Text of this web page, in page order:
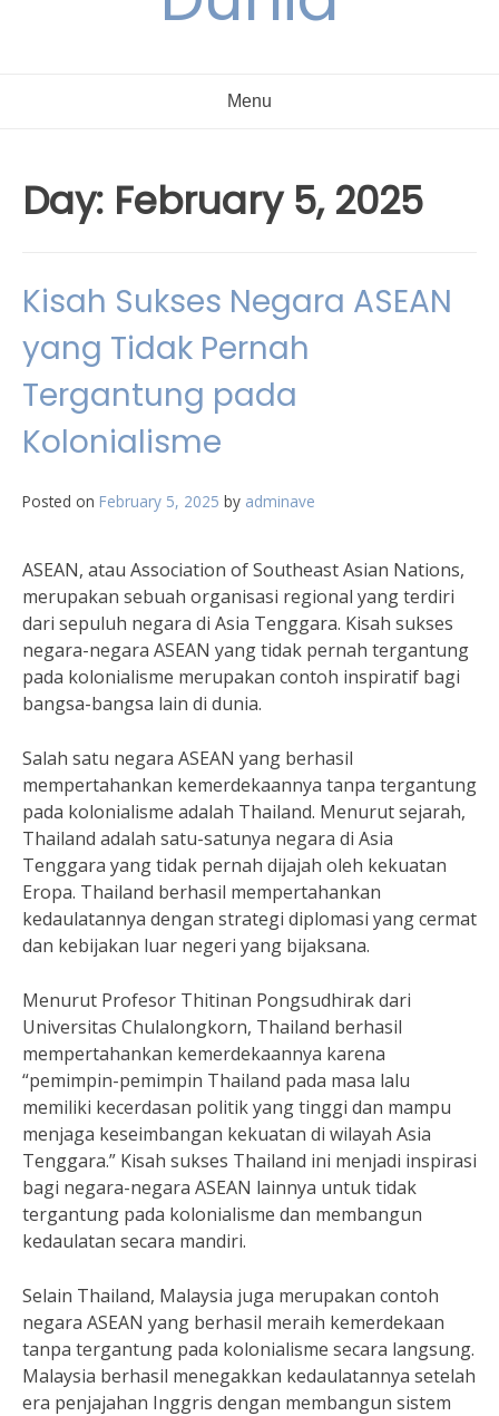
Menu
Day: February 5, 2025
Kisah Sukses Negara ASEAN
yang Tidak Pernah
Tergantung pada
Kolonialisme
Posted on February 5, 2025 by adminave
ASEAN, atau Association of Southeast Asian Nations,
merupakan sebuah organisasi regional yang terdiri
dari sepuluh negara di Asia Tenggara. Kisah sukses
negara-negara ASEAN yang tidak pernah tergantung
pada kolonialisme merupakan contoh inspiratif bagi
bangsa-bangsa lain di dunia.
Salah satu negara ASEAN yang berhasil
mempertahankan kemerdekaannya tanpa tergantung
pada kolonialisme adalah Thailand. Menurut sejarah,
Thailand adalah satu-satunya negara di Asia
Tenggara yang tidak pernah dijajah oleh kekuatan
Eropa. Thailand berhasil mempertahankan
kedaulatannya dengan strategi diplomasi yang cermat
dan kebijakan luar negeri yang bijaksana.
Menurut Profesor Thitinan Pongsudhirak dari
Universitas Chulalongkorn, Thailand berhasil
mempertahankan kemerdekaannya karena
“pemimpin-pemimpin Thailand pada masa lalu
memiliki kecerdasan politik yang tinggi dan mampu
menjaga keseimbangan kekuatan di wilayah Asia
Tenggara.” Kisah sukses Thailand ini menjadi inspirasi
bagi negara-negara ASEAN lainnya untuk tidak
tergantung pada kolonialisme dan membangun
kedaulatan secara mandiri.
Selain Thailand, Malaysia juga merupakan contoh
negara ASEAN yang berhasil meraih kemerdekaan
tanpa tergantung pada kolonialisme secara langsung.
Malaysia berhasil menegakkan kedaulatannya setelah
era penjajahan Inggris dengan membangun sistem